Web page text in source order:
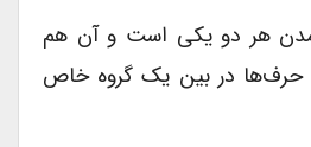
هر دو یکی است و آن هم
در بین یک گروه خاص